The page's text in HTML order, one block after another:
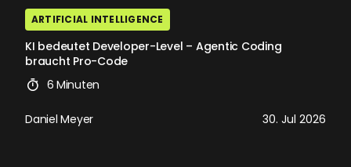
ARTIFICIAL INTELLIGENCE
KI bedeutet Developer-Level – Agentic Coding
braucht Pro-Code
6 Minuten
Daniel Meyer 30. Jul 2026